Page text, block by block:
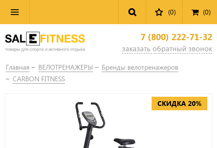
(0) (0)
7 (800) 222-71-32
заказать обратный звонок
Главная ВЕЛОТРЕНАЖЕРЫ
Бренды велотренажеров
CARBON FITNESS
СКИДКА 20%